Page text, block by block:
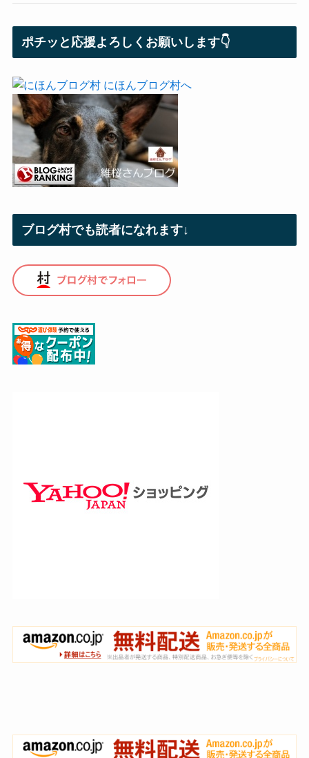
ポチッと応援よろしくお願いします👇
ブログ村でも読者になれます↓